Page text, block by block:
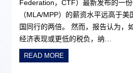
Federation，CTF）最新发布的一
（MLA/MPP）的薪资水平远高于
国同行的两倍。 然而，报告认为，
经济表现或更低的税负，纳…
READ MORE